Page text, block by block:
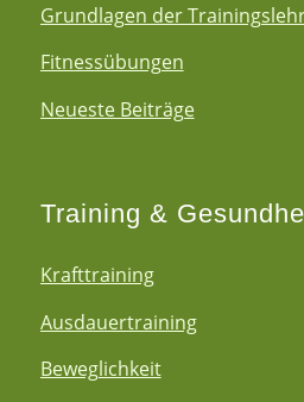
Grundlagen der
Fitnessübungen
Neueste Beiträge
Training &
Krafttraining
Ausdauertraining
Beweglichkeit